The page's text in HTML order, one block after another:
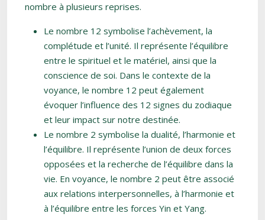
nombre à plusieurs reprises.
Le nombre 12 symbolise l’achèvement, la
complétude et l’unité. Il représente l’équilibre
entre le spirituel et le matériel, ainsi que la
conscience de soi. Dans le contexte de la
voyance, le nombre 12 peut également
évoquer l’influence des 12 signes du zodiaque
et leur impact sur notre destinée.
Le nombre 2 symbolise la dualité, l’harmonie et
l’équilibre. Il représente l’union de deux forces
opposées et la recherche de l’équilibre dans la
vie. En voyance, le nombre 2 peut être associé
aux relations interpersonnelles, à l’harmonie et
à l’équilibre entre les forces Yin et Yang.